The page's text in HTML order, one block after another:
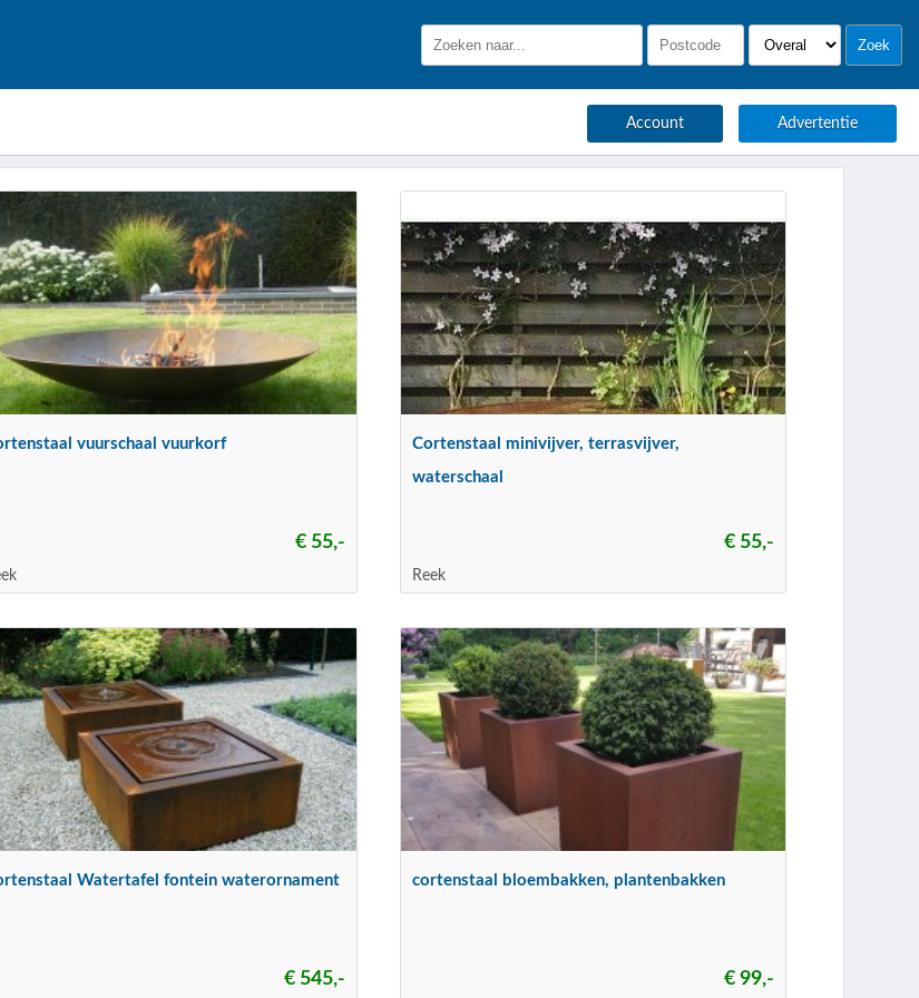
Account Advertentie
vuurschaal vuurkorf
€ 55,-
Cortenstaal minivijver, terrasvijver,
waterschaal
€ 55,-
Reek
Watertafel fontein waterornament
€ 545,-
cortenstaal bloembakken, plantenbakken
€ 99,-